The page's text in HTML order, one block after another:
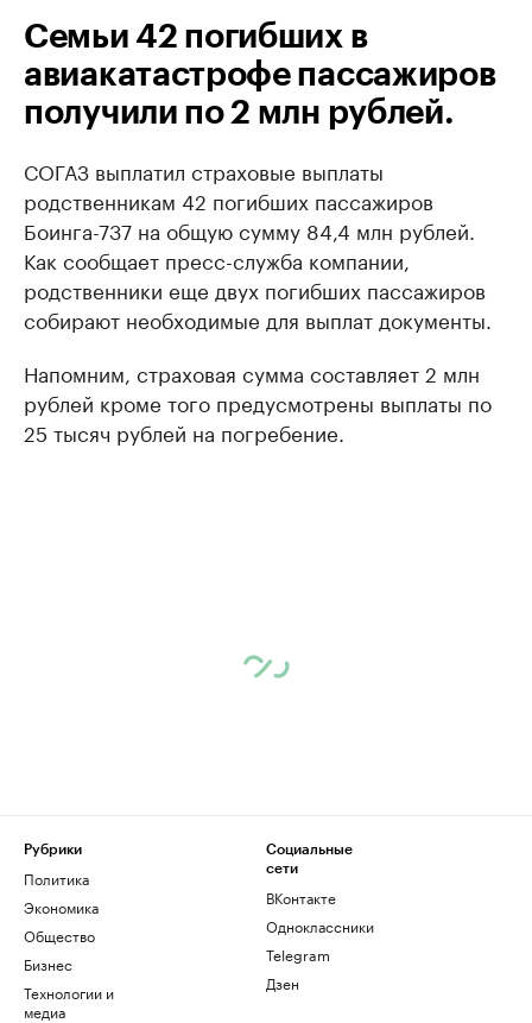
Семьи 42 погибших в
авиакатастрофе пассажиров
получили по 2 млн рублей.
СОГАЗ выплатил страховые выплаты
родственникам 42 погибших пассажиров
Боинга-737 на общую сумму 84,4 млн рублей.
Как сообщает пресс-служба компании,
родственники еще двух погибших пассажиров
собирают необходимые для выплат документы.
Напомним, страховая сумма составляет 2 млн
рублей кроме того предусмотрены выплаты по
25 тысяч рублей на погребение.
Рубрики
Политика
Экономика
Общество
Бизнес
Технологии и
медиа
Социальные
сети
ВКонтакте
Одноклассники
Telegram
Дзен